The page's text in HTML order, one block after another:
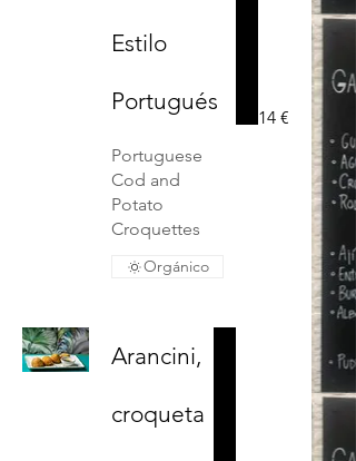
Estilo
Portugués
Portuguese
Cod and
Potato
Croquettes
14 €
Orgánico
Arancini,
croqueta